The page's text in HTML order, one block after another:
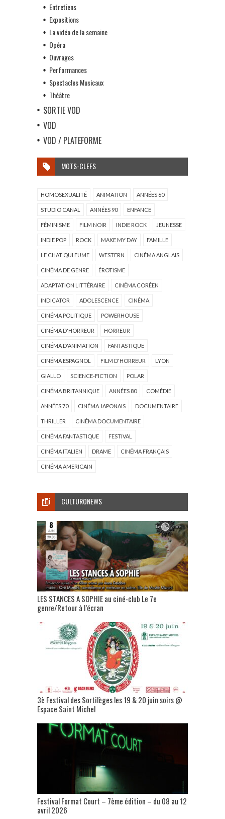
Entretiens
Expositions
La vidéo de la semaine
Opéra
Ouvrages
Performances
Spectacles Musicaux
Théâtre
SORTIE VOD
VOD
VOD / PLATEFORME
MOTS-CLEFS
HOMOSEXUALITÉ ANIMATION ANNÉES 60
STUDIO CANAL ANNÉES 90 ENFANCE
FÉMINISME FILM NOIR INDIE ROCK JEUNESSE
INDIE POP ROCK MAKE MY DAY FAMILLE
LE CHAT QUI FUME WESTERN CINÉMA ANGLAIS
CINÉMA DE GENRE ÉROTISME
ADAPTATION LITTÉRAIRE CINÉMA CORÉEN
INDICATOR ADOLESCENCE CINÉMA
CINÉMA POLITIQUE POWERHOUSE
CINÉMA D'HORREUR HORREUR
CINÉMA D'ANIMATION FANTASTIQUE
CINÉMA ESPAGNOL FILM D'HORREUR LYON
GIALLO SCIENCE-FICTION POLAR
CINÉMA BRITANNIQUE ANNÉES 80 COMÉDIE
ANNÉES 70 CINÉMA JAPONAIS DOCUMENTAIRE
THRILLER CINÉMA DOCUMENTAIRE
CINÉMA FANTASTIQUE FESTIVAL
CINÉMA ITALIEN DRAME CINÉMA FRANÇAIS
CINÉMA AMERICAIN
CULTURONEWS
LES STANCES A SOPHIE au ciné-club Le 7e
genre/Retour à l’écran
3è Festival des Sortilèges les 19 & 20 juin soirs @
Espace Saint Michel
Festival Format Court – 7ème édition – du 08 au 12
avril 2026